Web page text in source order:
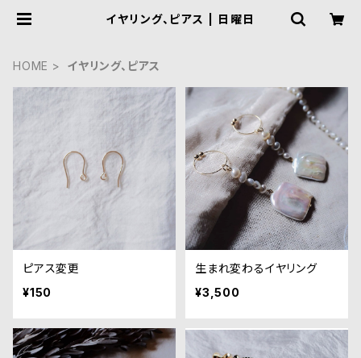
イヤリング、ピアス | 日曜日
HOME イヤリング、ピアス
ピアス変更
¥150
生まれ変わるイヤリング
¥3,500